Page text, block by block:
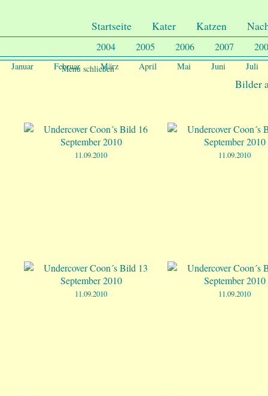
Startseite Kater Katzen
2004 2005 2006 2007
Januar Februar März April Mai Juni Juli
Menu schließen
Bilder
11.09.2010 11.09.2010
11.09.2010 11.09.2010